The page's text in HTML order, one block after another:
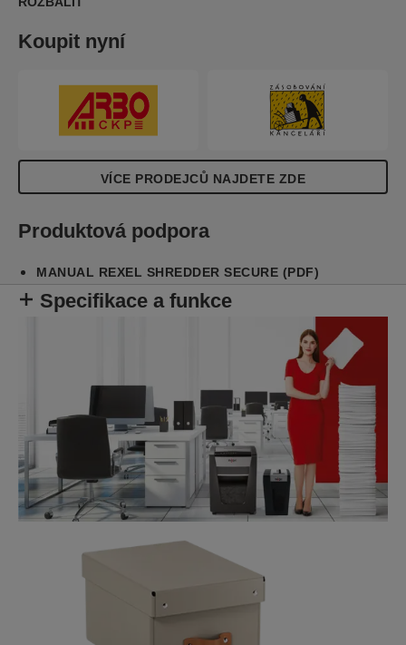
použití jako domácí skartovačka nebo v domácí
kanceláři díky svým kompaktním rozměrům a
domácí kancelář, která se pohodlně vejde pod stůl
a pracuje s nízkou hlučností Whisper-Shred™. Je
navržena na lehký až střední provoz s košem o
objemu 10 l.
Koupit nyní
VÍCE PRODEJCŮ NAJDETE ZDE
Produktová podpora
MANUAL REXEL SHREDDER SECURE (PDF)
Specifikace a funkce